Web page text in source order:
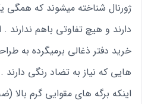
ژورنال شناخته میشوند که همگی
دارند و هیچ تفاوتی باهم ندارند .
خرید دفتر ذغالی برمیگرده به
هایی که نیاز به تضاد رنگی دارند
اینکه برگه های مقوایی گرم بالا